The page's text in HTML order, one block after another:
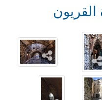
القريون